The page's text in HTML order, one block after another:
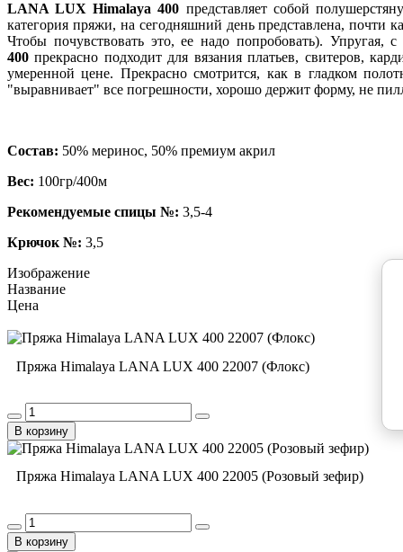
LANA LUX Himalaya 400 представляет собой
категория пряжи, на сегодняшний день представлена,
Чтобы почувствовать это, ее надо попробовать). Упругая, с
400 прекрасно подходит для вязания платьев, свитеров,
умеренной цене. Прекрасно смотрится, как в гладком
"выравнивает" все погрешности, хорошо держит форму, не
Состав: 50% меринос, 50% премиум акрил
Вес: 100гр/400м
Рекомендуемые спицы №: 3,5-4
Крючок №: 3,5
Изображение
Название
Цена
Пряжа Himalaya LANA LUX 400 22007 (Флокс)
В корзину
Пряжа Himalaya LANA LUX 400 22005 (Розовый зефир)
В корзину